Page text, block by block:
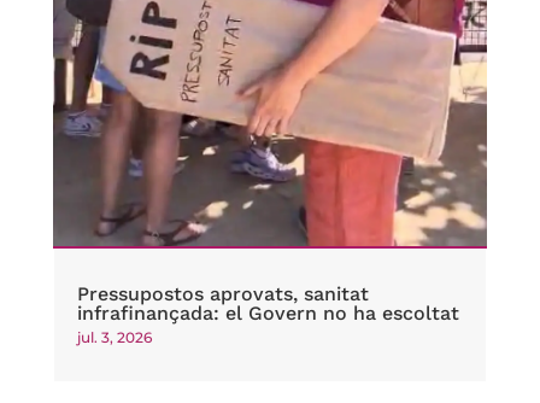
Pressupostos aprovats, sanitat
infrafinançada: el Govern no ha escoltat
jul. 3, 2026